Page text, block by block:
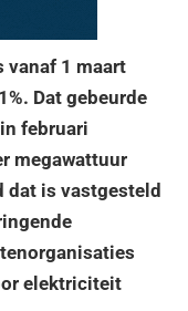
vanaf 1 maart
Dat gebeurde
februari
megawattuur
dat is vastgesteld
elektriciteit